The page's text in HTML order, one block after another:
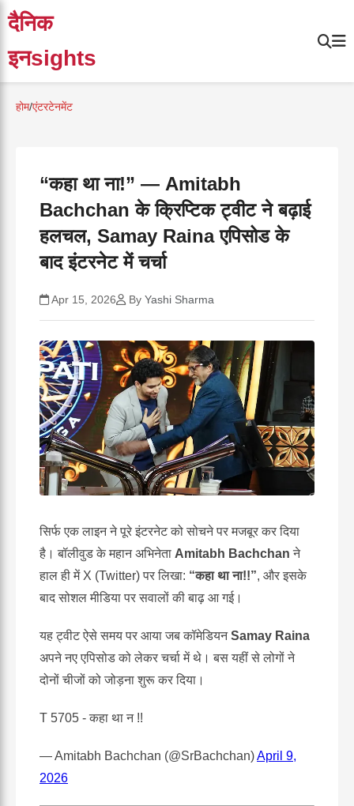
दैनिक
इनsights
होम/एंटरटेनमेंट
“कहा था ना!” — Amitabh
Bachchan के क्रिप्टिक ट्वीट ने बढ़ाई
हलचल, Samay Raina एपिसोड के
बाद इंटरनेट में चर्चा
Apr 15, 2026 By Yashi Sharma
सिर्फ एक लाइन ने पूरे इंटरनेट को सोचने पर मजबूर कर दिया
है। बॉलीवुड के महान अभिनेता Amitabh Bachchan ने
हाल ही में X (Twitter) पर लिखा: “कहा था ना!!”, और इसके
बाद सोशल मीडिया पर सवालों की बाढ़ आ गई।
यह ट्वीट ऐसे समय पर आया जब कॉमेडियनSamay Raina
अपने नए एपिसोड को लेकर चर्चा में थे। बस यहीं से लोगों ने
दोनों चीजों को जोड़ना शुरू कर दिया।
T 5705 - कहा था न !!
— Amitabh Bachchan (@SrBachchan)April 9,
2026